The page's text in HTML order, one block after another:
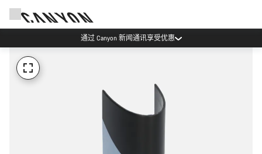
通过 Canyon 新闻通讯享受优惠